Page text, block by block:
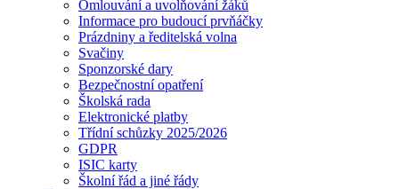
Omlouvání a uvolňování žáků
Informace pro budoucí prvňáčky
Prázdniny a ředitelská volna
Svačiny
Sponzorské dary
Bezpečnostní opatření
Školská rada
Elektronické platby
Třídní schůzky 2025/2026
GDPR
ISIC karty
Školní řád a jiné řády